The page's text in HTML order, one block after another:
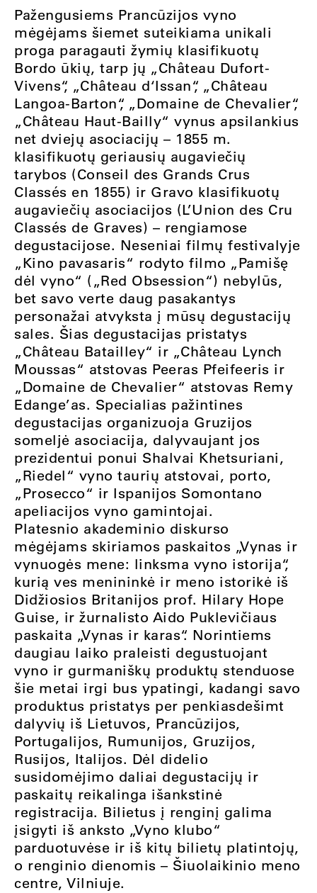
Pažengusiems Prancūzijos vyno
mėgėjams šiemet suteikiama unikali
proga paragauti žymių klasifikuotų
Bordo ūkių, tarp jų „Château Dufort-
Vivens“, „Château d‘Issan“, „Château
Langoa-Barton“, „Domaine de Chevalier“,
„Château Haut-Bailly“ vynus apsilankius
net dviejų asociacijų – 1855 m.
klasifikuotų geriausių augaviečių
tarybos (Conseil des Grands Crus
Classés en 1855) ir Gravo klasifikuotų
augaviečių asociacijos (L’Union des Cru
Classés de Graves) – rengiamose
degustacijose. Neseniai filmų festivalyje
„Kino pavasaris“ rodyto filmo „Pamišę
dėl vyno“ („Red Obsession“) nebylūs,
bet savo verte daug pasakantys
personažai atvyksta į mūsų degustacijų
sales. Šias degustacijas pristatys
„Château Batailley“ ir „Château Lynch
Moussas“ atstovas Peeras Pfeifeeris ir
„Domaine de Chevalier“ atstovas Remy
Edange’as. Specialias pažintines
degustacijas organizuoja Gruzijos
someljė asociacija, dalyvaujant jos
prezidentui ponui Shalvai Khetsuriani,
„Riedel“ vyno taurių atstovai, porto,
„Prosecco“ ir Ispanijos Somontano
apeliacijos vyno gamintojai.
Platesnio akademinio diskurso
mėgėjams skiriamos paskaitos „Vynas ir
vynuogės mene: linksma vyno istorija“,
kurią ves menininkė ir meno istorikė iš
Didžiosios Britanijos prof. Hilary Hope
Guise, ir žurnalisto Aido Puklevičiaus
paskaita „Vynas ir karas“. Norintiems
daugiau laiko praleisti degustuojant
vyno ir gurmaniškų produktų stenduose
šie metai irgi bus ypatingi, kadangi savo
produktus pristatys per penkiasdešimt
dalyvių iš Lietuvos, Prancūzijos,
Portugalijos, Rumunijos, Gruzijos,
Rusijos, Italijos. Dėl didelio
susidomėjimo daliai degustacijų ir
paskaitų reikalinga išankstinė
registracija. Bilietus į renginį galima
įsigyti iš anksto „Vyno klubo“
parduotuvėse ir iš kitų bilietų platintojų,
o renginio dienomis – Šiuolaikinio meno
centre, Vilniuje.